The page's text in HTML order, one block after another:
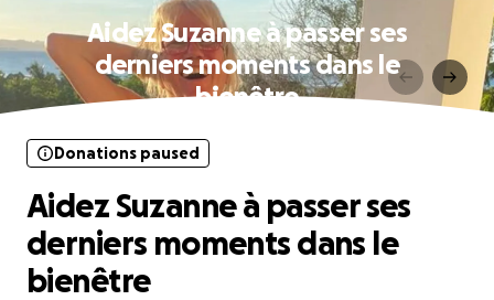
Aidez Suzanne à passer ses
derniers moments dans le
bienêtre
Donations paused
Aidez Suzanne à passer ses
derniers moments dans le
bienêtre